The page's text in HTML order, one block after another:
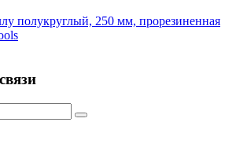
полукруглый, 250 мм, прорезиненная